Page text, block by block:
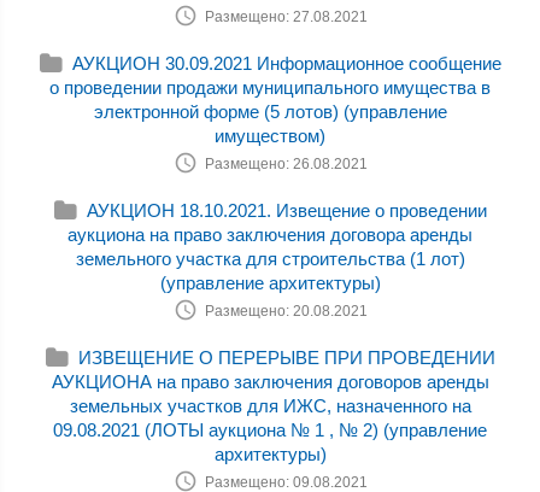
Размещено: 27.08.2021
АУКЦИОН 30.09.2021 Информационное сообщение
о проведении продажи муниципального имущества в
электронной форме (5 лотов) (управление
имуществом)
Размещено: 26.08.2021
АУКЦИОН 18.10.2021. Извещение о проведении
аукциона на право заключения договора аренды
земельного участка для строительства (1 лот)
(управление архитектуры)
Размещено: 20.08.2021
ИЗВЕЩЕНИЕ О ПЕРЕРЫВЕ ПРИ ПРОВЕДЕНИИ
АУКЦИОНА на право заключения договоров аренды
земельных участков для ИЖС, назначенного на
09.08.2021 (ЛОТЫ аукциона № 1 , № 2) (управление
архитектуры)
Размещено: 09.08.2021